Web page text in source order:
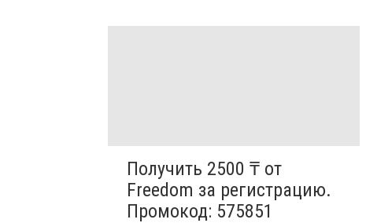
Получить 2500 ₸ от
Freedom за регистрацию.
Промокод: 575851